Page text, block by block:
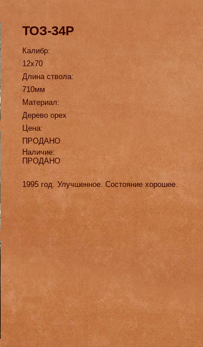
ТОЗ-34Р
Калибр:
12х70
Длина ствола:
710мм
Материал:
Дерево орех
Цена:
ПРОДАНО
Наличие:
ПРОДАНО
1995 год. Улучшенное. Состояние хорошее.